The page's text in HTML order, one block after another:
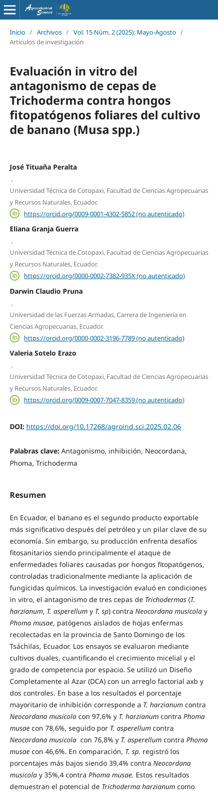
Inicio / Archivos / Vol. 15 Núm. 2 (2025): Mayo-Agosto /
Artículos de investigación
Evaluación in vitro del
antagonismo de cepas de
Trichoderma contra hongos
fitopatógenos foliares del cultivo
de banano (Musa spp.)
José Tituaña Peralta
,
Universidad Técnica de Cotopaxi, Facultad de Ciencias Agropecuarias
y Recursos Naturales, Ecuador.
https://orcid.org/0009-0001-4302-5852 (no autenticado)
Eliana Granja Guerra
,
Universidad Técnica de Cotopaxi, Facultad de Ciencias Agropecuarias
y Recursos Naturales, Ecuador.
https://orcid.org/0000-0002-7382-935X (no autenticado)
Darwin Claudio Pruna
,
Universidad de las Fuerzas Armadas, Carrera de Ingeniería en
Ciencias Agropecuarias, Ecuador.
https://orcid.org/0000-0002-3196-7789 (no autenticado)
Valeria Sotelo Erazo
,
Universidad Técnica de Cotopaxi, Facultad de Ciencias Agropecuarias
y Recursos Naturales, Ecuador.
https://orcid.org/0009-0007-7047-8359 (no autenticado)
DOI: https://doi.org/10.17268/agroind.sci.2025.02.06
Palabras clave: Antagonismo, inhibición, Neocordana,
Phoma, Trichoderma
Resumen
En Ecuador, el banano es el segundo producto exportable
más significativo después del petróleo y un pilar clave de su
economía. Sin embargo, su producción enfrenta desafíos
fitosanitarios siendo principalmente el ataque de
enfermedades foliares causadas por hongos fitopatógenos,
controladas tradicionalmente mediante la aplicación de
fungicidas químicos. La investigación evaluó en condiciones
in vitro, el antagonismo de tres cepas de Trichodermas(T.
harzianum, T. asperellumy T. sp) contra Neocordana musicolay
Phoma musae, patógenos aislados de hojas enfermas
recolectadas en la provincia de Santo Domingo de los
Tsáchilas, Ecuador. Los ensayos se evaluaron mediante
cultivos duales, cuantificando el crecimiento micelial y el
grado de competencia por espacio. Se utilizó un Diseño
Completamente al Azar (DCA) con un arreglo factorial axb y
dos controles. En base a los resultados el porcentaje
mayoritario de inhibición corresponde a T. harzianum contra
Neocordana musicola con 97,6% y T. harzianum contra Phoma
musae con 78,6%, seguido por T. asperellum contra
Neocordana musicola con 76,8% y T. asperellum contra Phoma
musae con 46,6%. En comparación, T. sp. registró los
porcentajes más bajos siendo 39,4% contra Neocordana
musicola y 35%,4 contra Phoma musae. Estos resultados
demuestran el potencial de Trichoderma harzianumcomo